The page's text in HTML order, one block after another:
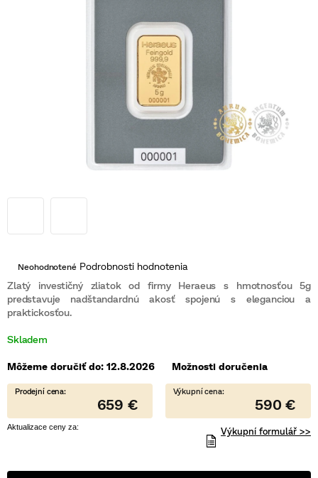
Skladem
Zlatý investičný zliatok od firmy Heraeus s hmotnosťou 5g
predstavuje nadštandardnú akosť spojenú s eleganciou a
praktickosťou.
Priemerné
produktu
je
0,0
z
hviezdičiek.
Neohodnotené Podrobnosti hodnotenia
659 €
Výkupní formulář >>
590 €
Môžeme doručiť do: 12.8.2026 Možnosti doručenia